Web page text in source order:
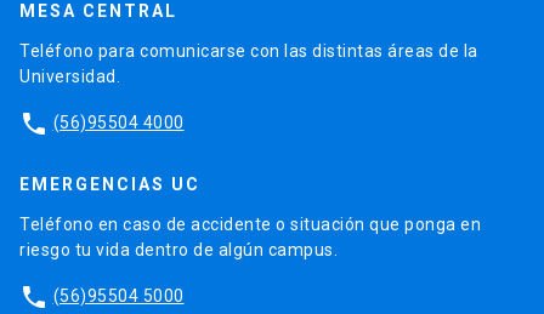
MESA CENTRAL
Teléfono para comunicarse con las distintas áreas de la
Universidad.
phone (56)95504 4000
EMERGENCIAS UC
Teléfono en caso de accidente o situación que ponga en
riesgo tu vida dentro de algún campus.
phone (56)95504 5000